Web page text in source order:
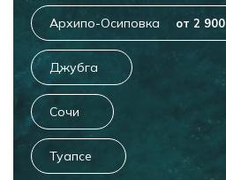
Архипо-Осиповка от 2 900
Джубга
Сочи
Туапсе